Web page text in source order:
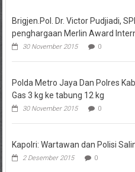
Brigjen.Pol. Dr. Victor Pudjiadi,
penghargaan Merlin Award
30 November 2015 0
Polda Metro Jaya Dan Polres
Gas 3 kg ke tabung 12 kg
30 November 2015 0
Kapolri: Wartawan dan Polisi
2 Desember 2015 0